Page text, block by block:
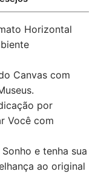
Horizontal
Canvas com
por
Você com
e tenha sua
ao original